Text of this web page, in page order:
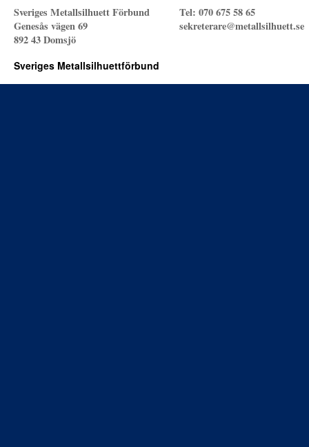
Sveriges Metallsilhuett Förbund
Genesås vägen 69
892 43 Domsjö
Tel: 070 675 58 65
sekreterare@metallsilhuett.se
Sveriges Metallsilhuettförbund